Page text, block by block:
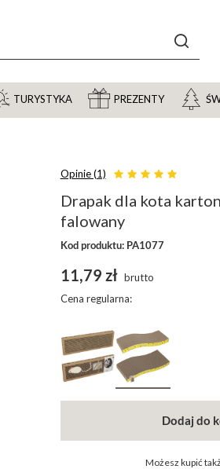
TURYSTYKA PREZENTY
Opinie (1)
Drapak dla kota
falowany
Kod produktu: PA1077
11,79 zł brutto
Cena regularna:
Dodaj do
Możesz kupić